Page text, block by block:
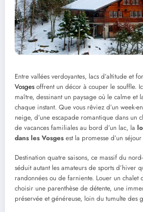
Entre vallées verdoyantes, lacs d’altitude et
Vosges offrent un décor à couper le souffle.
maître, dessinant un paysage où le calme et
chaque instant. Que vous rêviez d’un week-
neige, d’une escapade romantique dans un
de vacances familiales au bord d’un lac, la
dans les Vosges est la promesse d’un
Destination quatre saisons, ce massif du
séduit autant les amateurs de sports d’hiver
randonnées ou de farniente. Louer un chalet
choisir une parenthèse de détente, une
préservée et généreuse, loin du tumulte des